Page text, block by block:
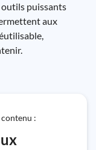
puissants
aux
contenu :